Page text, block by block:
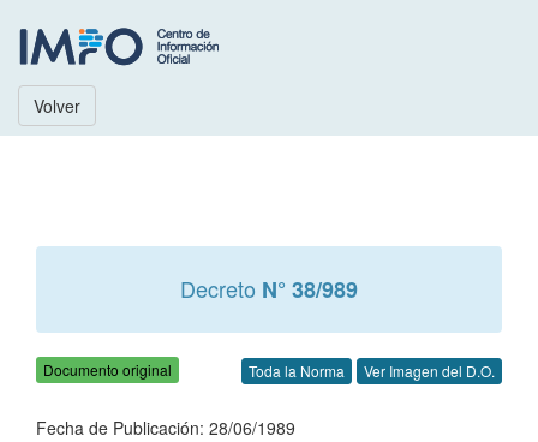
Volver
Decreto N° 38/989
Documento original Toda la Norma Ver Imagen del D.O.
Fecha de Publicación: 28/06/1989